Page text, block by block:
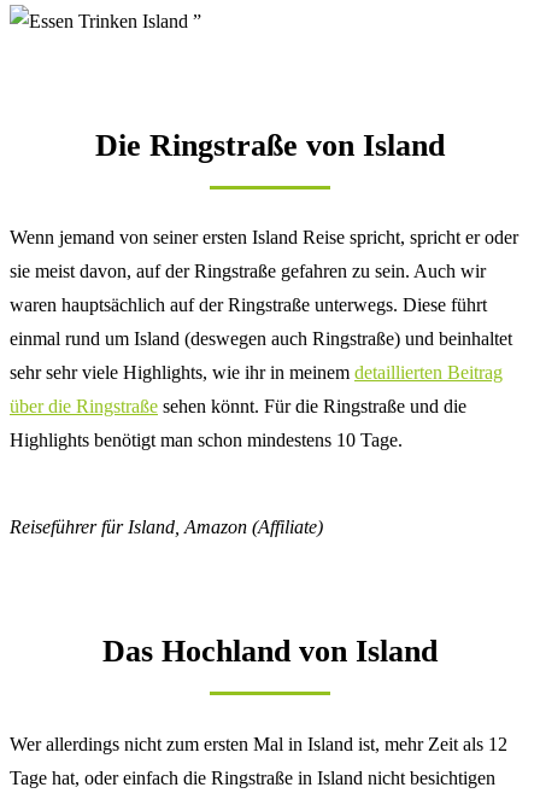
Die Ringstraße von Island
Wenn jemand von seiner ersten Island Reise spricht, spricht er oder
sie meist davon, auf der Ringstraße gefahren zu sein. Auch wir
waren hauptsächlich auf der Ringstraße unterwegs. Diese führt
einmal rund um Island (deswegen auch Ringstraße) und beinhaltet
sehr sehr viele Highlights, wie ihr in meinem detaillierten Beitrag
über die Ringstraße sehen könnt. Für die Ringstraße und die
Highlights benötigt man schon mindestens 10 Tage.
Reiseführer für Island, Amazon (Affiliate)
Das Hochland von Island
Wer allerdings nicht zum ersten Mal in Island ist, mehr Zeit als 12
Tage hat, oder einfach die Ringstraße in Island nicht besichtigen